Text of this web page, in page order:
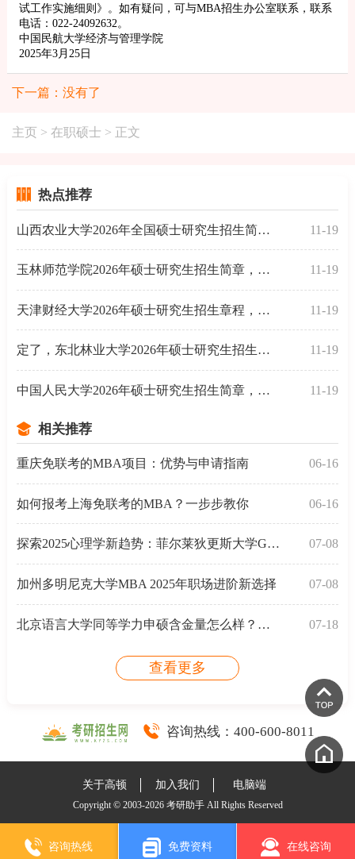
试工作实施细则》。如有疑问，可与MBA招生办公室联系，联系
电话：022-24092632。
中国民航大学经济与管理学院
2025年3月25日
下一篇：没有了
主页 > 在职硕士 > 正文
热点推荐
山西农业大学2026年全国硕士研究生招生简章，已发布 11-19
玉林师范学院2026年硕士研究生招生简章，已发布 11-19
天津财经大学2026年硕士研究生招生章程，定了 11-19
定了，东北林业大学2026年硕士研究生招生简章 11-19
中国人民大学2026年硕士研究生招生简章，已发布 11-19
相关推荐
重庆免联考的MBA项目：优势与申请指南 06-16
如何报考上海免联考的MBA？一步步教你 06-16
探索2025心理学新趋势：菲尔莱狄更斯大学GTP心理学& 07-08
加州多明尼克大学MBA 2025年职场进阶新选择 07-08
北京语言大学同等学力申硕含金量怎么样？利于升职加薪 07-18
查看更多
咨询热线：400-600-8011
关于高顿 加入我们 电脑端
Copyright © 2003-2026 考研助手 All Rights Reserved
咨询热线 免费资料 在线咨询